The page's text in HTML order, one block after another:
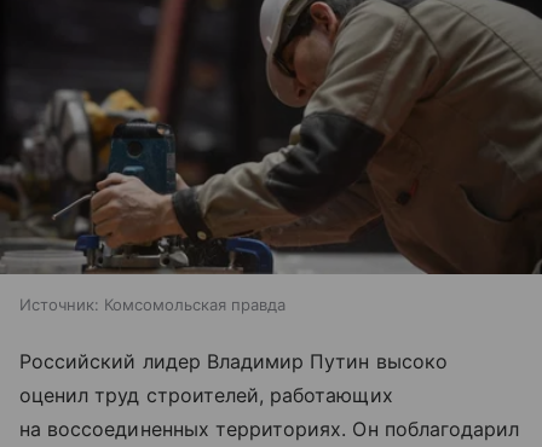
Источник: Комсомольская правда
Российский лидер Владимир Путин высоко
оценил труд строителей, работающих
на воссоединенных территориях. Он поблагодарил